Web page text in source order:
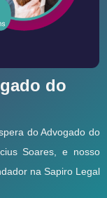
do
do Advogado do
Soares, e nosso
na Sapiro Legal